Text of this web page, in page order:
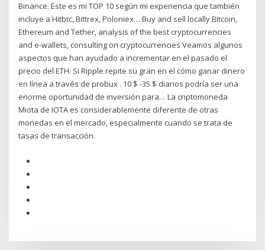
Binance. Este es mi TOP 10 según mi experiencia que también
incluye a Hitbtc, Bittrex, Poloniex… Buy and sell locally Bitcoin,
Ethereum and Tether, analysis of the best cryptocurrencies
and e-wallets, consulting on cryptocurrencies Veamos algunos
aspectos que han ayudado a incrementar en el pasado el
precio del ETH: Si Ripple repite su gran en el cómo ganar dinero
en línea a través de probux . 10 $ -35 $ diarios podría ser una
enorme oportunidad de inversión para… La criptomoneda
Miota de IOTA es considerablemente diferente de otras
monedas en el mercado, especialmente cuando se trata de
tasas de transacción.